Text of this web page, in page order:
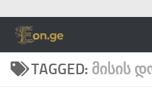
Skip to content
TAGGED: ᲛᲘᲡᲘᲡ